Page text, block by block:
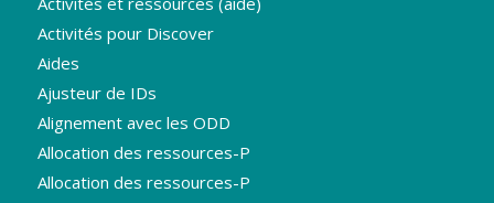
Activités pour Discover
Aides
Ajusteur de IDs
Alignement avec les ODD
Allocation des ressources-P
Allocation des ressources-P